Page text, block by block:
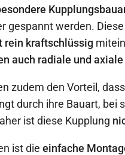
gespannt werden.
rein kraftschlüssig
auch radiale und
zudem den Vorteil,
durch ihre Bauart, bei
ist diese Kupplung
ist die einfache